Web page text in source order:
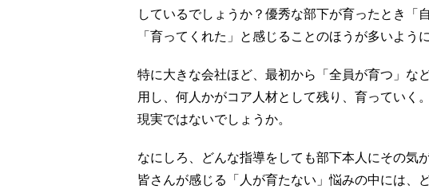
しているでしょうか？優秀な部下が育ったとき「
「育ってくれた」と感じることのほうが多いよう
特に大きな会社ほど、最初から「全員が育つ」な
用し、何人かがコア人材として残り、育っていく
現実ではないでしょうか。
なにしろ、どんな指導をしても部下本人にその気
皆さんが感じる「人が育たない」悩みの中には、